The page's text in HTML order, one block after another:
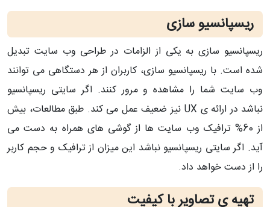
ریسپانسیو سازی
ریسپانسیو سازی به یکی از الزامات در طراحی وب سایت تبدیل
شده است. با ریسپانسیو سازی، کاربران از هر دستگاهی می توانند
وب سایت شما را مشاهده و مرور کنند. اگر سایتی ریسپانسیو
نباشد در ارائه ی UX نیز ضعیف عمل می کند. طبق مطالعات، بیش
از 60% ترافیک وب سایت ها از گوشی های همراه به دست می
آید. اگر سایتی ریسپانسیو نباشد این میزان از ترافیک و حجم کاربر
را از دست خواهد داد.
تهیه ی تصاویر با کیفیت